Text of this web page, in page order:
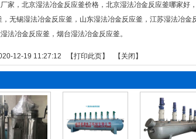
家，北京湿法冶金反应釜价格，北京湿法冶金反应釜哪家
， 无锡湿法冶金反应釜 ， 山东湿法冶金反应釜 ， 江苏湿法冶金
法冶金反应釜 ， 烟台湿法冶金反应釜。
12-19 11:27:12 【打印此页】 【 关闭 】